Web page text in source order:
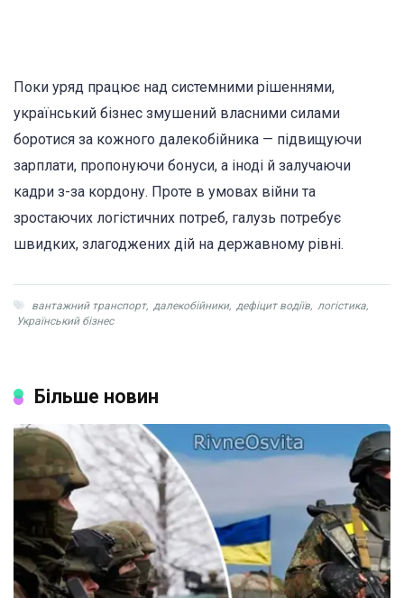
Поки уряд працює над системними рішеннями,
український бізнес змушений власними силами
боротися за кожного далекобійника — підвищуючи
зарплати, пропонуючи бонуси, а іноді й залучаючи
кадри з-за кордону. Проте в умовах війни та
зростаючих логістичних потреб, галузь потребує
швидких, злагоджених дій на державному рівні.
вантажний транспорт, далекобійники, дефіцит водіїв, логістика,
Український бізнес
Більше новин